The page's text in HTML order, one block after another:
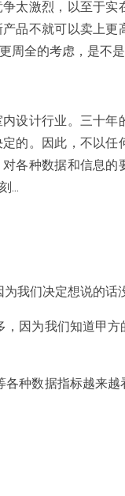
太激烈，以至于
品不就可以卖上
周全的考虑，是不
设计行业。三十
的。因此，不以
各种数据和信息
...
我们决定想说的话
因为我们知道甲
种数据指标越来
等等的需求共同